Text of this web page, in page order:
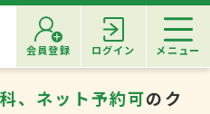
会員登録 ログイン メニュー
、ネット予約可のク